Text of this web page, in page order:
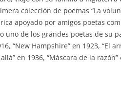
colección de poemas “La
apoyado por amigos poetas
uno de los grandes poetas de su
“New Hampshire” en 1923, “El
en 1936, “Máscara de la razón”